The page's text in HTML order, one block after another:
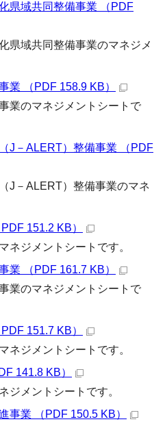
県域共同整備事業 （PDF
県域共同整備事業のマネジメ
業 （PDF 158.9 KB）
業のマネジメントシートで
J－ALERT）整備事業 （PDF
J－ALERT）整備事業のマネ
151.2 KB）
ネジメントシートです。
業 （PDF 161.7 KB）
業のマネジメントシートで
151.7 KB）
ネジメントシートです。
141.8 KB）
ジメントシートです。
事業 （PDF 150.5 KB）